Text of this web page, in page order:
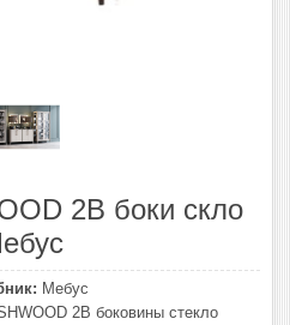
2В боки скло
Мебус
2В боковины стекло